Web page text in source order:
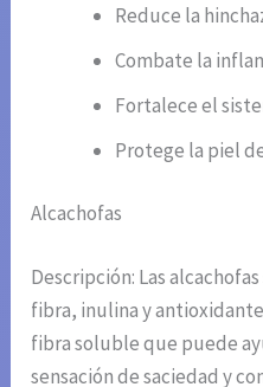
Reduce la
Combate la
Fortalece el
Protege la piel
Alcachofas
Descripción: Las
fibra, inulina y
fibra soluble que puede
sensación de saciedad y